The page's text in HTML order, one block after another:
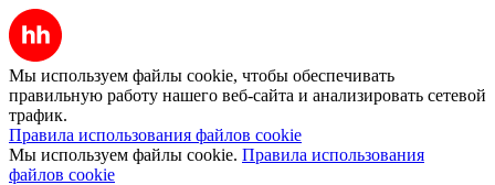
Мы используем файлы cookie, чтобы обеспечивать
правильную работу нашего веб-сайта и анализировать сетевой
трафик.
Правила использования файлов cookie
Мы используем файлы cookie. Правила использования
файлов cookie